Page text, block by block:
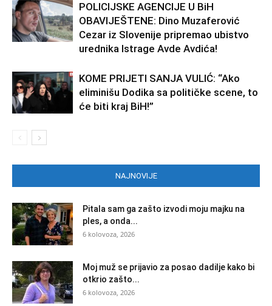
POLICIJSKE AGENCIJE U BiH
OBAVIJEŠTENE: Dino Muzaferović
Cezar iz Slovenije pripremao ubistvo
urednika Istrage Avde Avdića!
KOME PRIJETI SANJA VULIĆ: “Ako
eliminišu Dodika sa političke scene, to
će biti kraj BiH!”
NAJNOVIJE
Pitala sam ga zašto izvodi moju majku na
ples, a onda...
6 kolovoza, 2026
Moj muž se prijavio za posao dadilje kako bi
otkrio zašto...
6 kolovoza, 2026